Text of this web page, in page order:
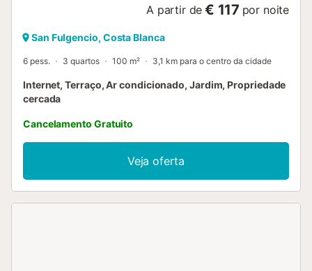
A partir de € 117 por noite
San Fulgencio, Costa Blanca
6 pess. 3 quartos 100 m² 3,1 km para o centro da cidade
Internet, Terraço, Ar condicionado, Jardim, Propriedade
cercada
Cancelamento Gratuito
Veja oferta